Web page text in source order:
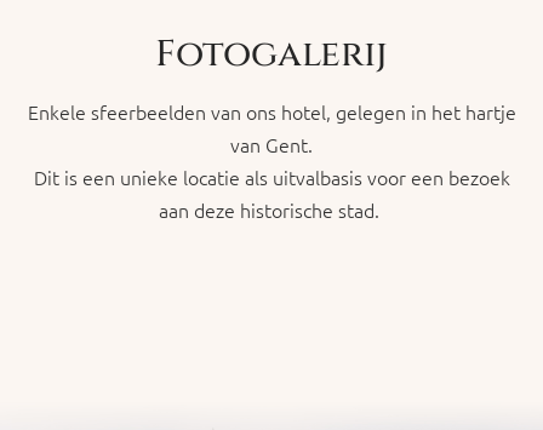
Fotogalerij
Enkele sfeerbeelden van ons hotel, gelegen in het hartje
van Gent.
Dit is een unieke locatie als uitvalbasis voor een bezoek
aan deze historische stad.